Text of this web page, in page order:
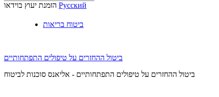
הזמנת יעוץ בוידאו Русский
ביטוח בריאות
ביטול ההחזרים על טיפולים התפתחותיים
ביטול ההחזרים על טיפולים התפתחותיים - אליאנס סוכנות לביטוח